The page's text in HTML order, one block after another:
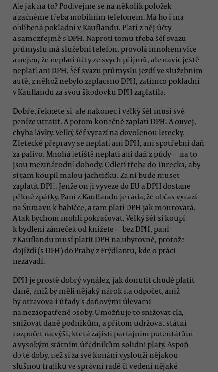
Ale jak na to? Podívejme se na několik položek
a začněme třeba mobilním telefonem. Má ho i má
oblíbená pokladní v Kauflandu. Platí z něj účty
a samozřejmě s DPH. Naproti tomu třeba šéf svazu
průmyslu má služební telefon, provolá mnohem více
a nejen, že neplatí účty ze svých příjmů, ale navíc ještě
neplatí ani DPH. Šéf svazu průmyslu jezdí ve služebním
autě, z něhož nebylo zaplaceno DPH, zatímco pokladní
v Kauflandu za svou škodovku DPH zaplatila.
Dobře, řeknete si, ale nakonec i velký šéf musí své
peníze utratit. A potom konečně zaplatí DPH. A ouvej,
chyba lávky. Velký šéf vyrazí na dovolenou letecky.
Z letecké přepravy se neplatí ani DPH, ani spotřební daň
za palivo. Mnohá letiště neplatí ani daň z půdy — na to
jsou mezinárodní dohody. Odletí třeba do Turecka, aby
si tam koupil malou jachtičku. Za ni bude muset
zaplatit DPH. Jenže on ji vyveze do EU a DPH dostane
pěkně zpátky. Paní z Kauflandu je ráda, že občas vyrazí
na Šumavu k babičce, a tam platí DPH jak mourovatá.
A tak bychom mohli pokračovat. Velký šéf si koupí
k bydlení zámeček od knížete — bez DPH, paní
z Kauflandu musí platit DPH na ubytovně, protože
dojíždí (s DPH) do Prahy z Frýdlantu, kde o práci
nezavadí.
DPH je prostě dobrý vynález, jak donutit chudé platit
daně, aniž by měli nějaký nárok na odpočet, aniž
by otravovali úřady s daňovými úlevami
na nezaopatřené osoby. Umožňuje to snižovat cla,
snižovat daně podnikům, a přitom udržovat státní
rozpočet na výši, která zajistí partajním potentátům
a vysokým státním úředníkům solidní platy. Aspoň
do té doby, než si za své konání vyslouží nějakou
slušnou trafiku ve správní radě či vedení nějaké